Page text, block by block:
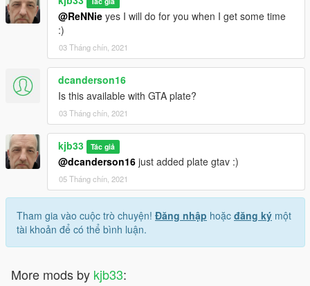
@ReNNie yes I will do for you when I get some time
:)
03 Tháng chín, 2021
dcanderson16
Is this available with GTA plate?
03 Tháng chín, 2021
kjb33 Tác giả
@dcanderson16 just added plate gtav :)
05 Tháng chín, 2021
Tham gia vào cuộc trò chuyện! Đăng nhập hoặc đăng ký một
tài khoản để có thể bình luận.
More mods by kjb33: